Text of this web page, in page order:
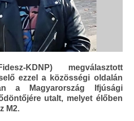
KDNP) megválasztott
ezzel a közösségi oldalán
a Magyarország Ifjúsági
utalt, melyet élőben
M2.